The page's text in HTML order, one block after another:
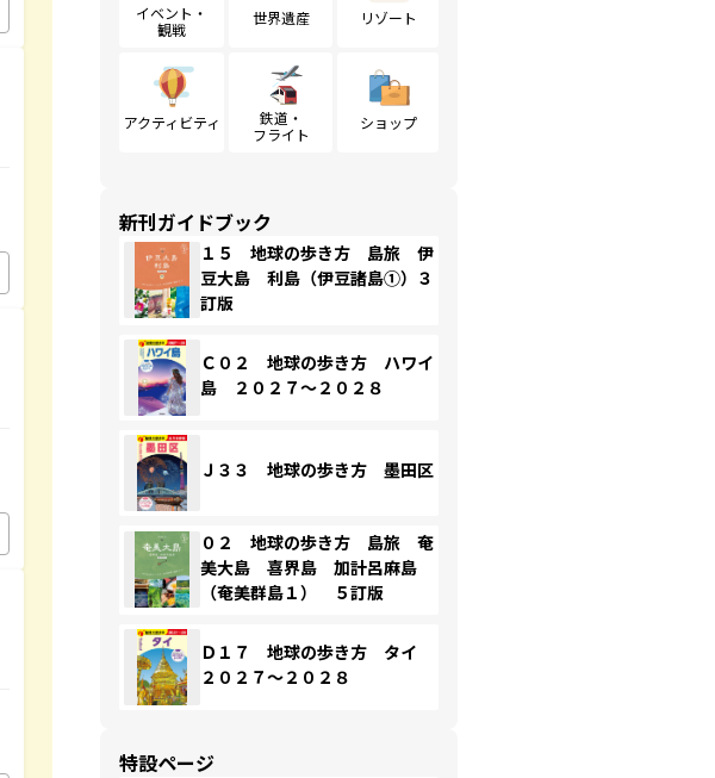
イベント・
観戦
世界遺産 リゾート
アクティビティ
鉄道・
フライト
ショップ
新刊ガイドブック
１５ 地球の歩き方 島旅 伊
豆大島 利島（伊豆諸島①）３
訂版
Ｃ０２ 地球の歩き方 ハワイ
島 ２０２７～２０２８
Ｊ３３ 地球の歩き方 墨田区
０２ 地球の歩き方 島旅 奄
美大島 喜界島 加計呂麻島
（奄美群島１） ５訂版
Ｄ１７ 地球の歩き方 タイ
２０２７～２０２８
特設ページ